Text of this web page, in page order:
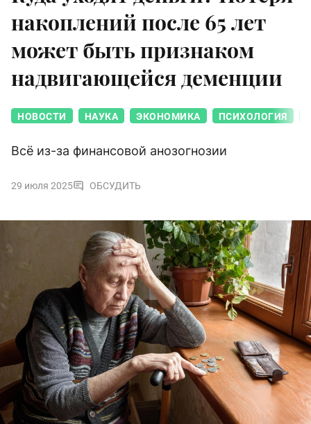
накоплений после 65 лет
может быть признаком
надвигающейся деменции
НОВОСТИ НАУКА ЭКОНОМИКА ПСИХОЛОГИЯ
Всё из-за финансовой анозогнозии
29 июля 2025 ОБСУДИТЬ